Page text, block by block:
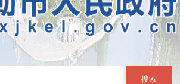
搜索